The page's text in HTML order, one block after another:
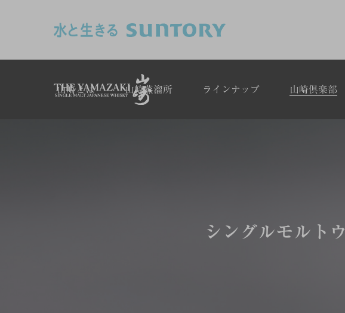
山崎とは 山崎蒸溜所 ラインナップ 山崎倶楽部
シングルモルト